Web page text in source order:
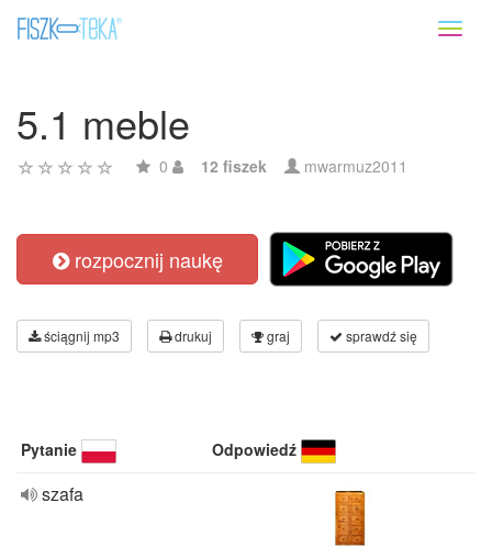
5.1 meble
0 12 fiszek mwarmuz2011
rozpocznij naukę
ściągnij mp3 drukuj graj sprawdź się
Pytanie Odpowiedź
szafa